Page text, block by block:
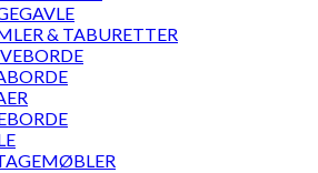
& TABURETTER